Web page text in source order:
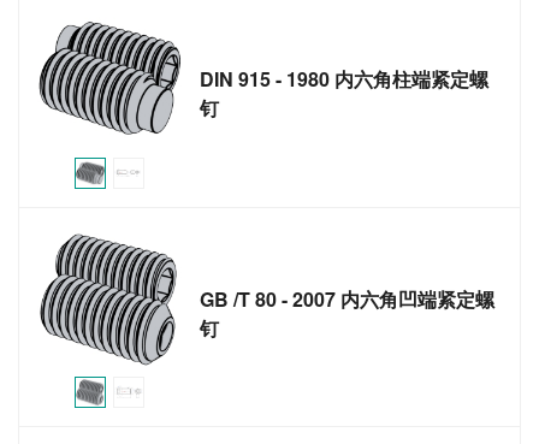
DIN 915 - 1980 内六角柱端紧定螺
钉
GB /T 80 - 2007 内六角凹端紧定螺
钉